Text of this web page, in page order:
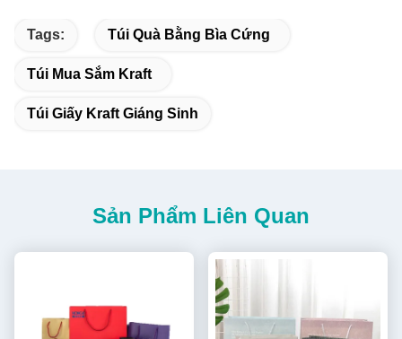
Tags: Túi Quà Bằng Bìa Cứng
Túi Mua Sắm Kraft
Túi Giấy Kraft Giáng Sinh
Sản Phẩm Liên Quan